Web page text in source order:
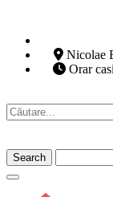
Nicolae
Orar